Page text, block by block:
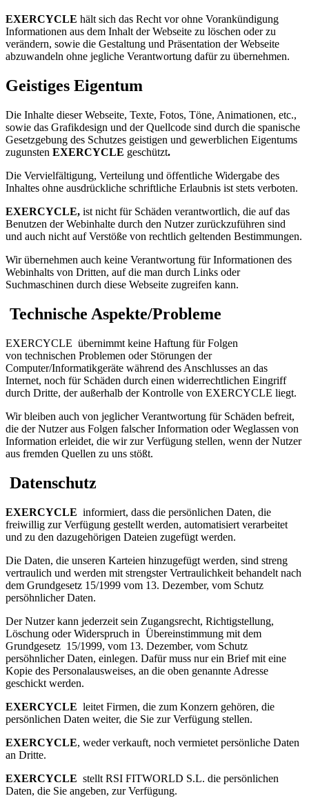
EXERCYCLE hält sich das Recht vor ohne Vorankündigung
Informationen aus dem Inhalt der Webseite zu löschen oder zu
verändern, sowie die Gestaltung und Präsentation der Webseite
abzuwandeln ohne jegliche Verantwortung dafür zu übernehmen.
Geistiges Eigentum
Die Inhalte dieser Webseite, Texte, Fotos, Töne, Animationen, etc.,
sowie das Grafikdesign und der Quellcode sind durch die spanische
Gesetzgebung des Schutzes geistigen und gewerblichen Eigentums
zugunsten EXERCYCLE geschützt.
Die Vervielfältigung, Verteilung und öffentliche Widergabe des
Inhaltes ohne ausdrückliche schriftliche Erlaubnis ist stets verboten.
EXERCYCLE, ist nicht für Schäden verantwortlich, die auf das
Benutzen der Webinhalte durch den Nutzer zurückzuführen sind
und auch nicht auf Verstöße von rechtlich geltenden Bestimmungen.
Wir übernehmen auch keine Verantwortung für Informationen des
Webinhalts von Dritten, auf die man durch Links oder
Suchmaschinen durch diese Webseite zugreifen kann.
Technische Aspekte/Probleme
EXERCYCLE übernimmt keine Haftung für Folgen
von technischen Problemen oder Störungen der
Computer/Informatikgeräte während des Anschlusses an das
Internet, noch für Schäden durch einen widerrechtlichen Eingriff
durch Dritte, der außerhalb der Kontrolle von EXERCYCLE liegt.
Wir bleiben auch von jeglicher Verantwortung für Schäden befreit,
die der Nutzer aus Folgen falscher Information oder Weglassen von
Information erleidet, die wir zur Verfügung stellen, wenn der Nutzer
aus fremden Quellen zu uns stößt.
Datenschutz
EXERCYCLE informiert, dass die persönlichen Daten, die
freiwillig zur Verfügung gestellt werden, automatisiert verarbeitet
und zu den dazugehörigen Dateien zugefügt werden.
Die Daten, die unseren Karteien hinzugefügt werden, sind streng
vertraulich und werden mit strengster Vertraulichkeit behandelt nach
dem Grundgesetz 15/1999 vom 13. Dezember, vom Schutz
persöhnlicher Daten.
Der Nutzer kann jederzeit sein Zugangsrecht, Richtigstellung,
Löschung oder Widerspruch in Übereinstimmung mit dem
Grundgesetz 15/1999, vom 13. Dezember, vom Schutz
persöhnlicher Daten, einlegen. Dafür muss nur ein Brief mit eine
Kopie des Personalausweises, an die oben genannte Adresse
geschickt werden.
EXERCYCLE leitet Firmen, die zum Konzern gehören, die
persönlichen Daten weiter, die Sie zur Verfügung stellen.
EXERCYCLE, weder verkauft, noch vermietet persönliche Daten
an Dritte.
EXERCYCLE stellt RSI FITWORLD S.L. die persönlichen
Daten, die Sie angeben, zur Verfügung.